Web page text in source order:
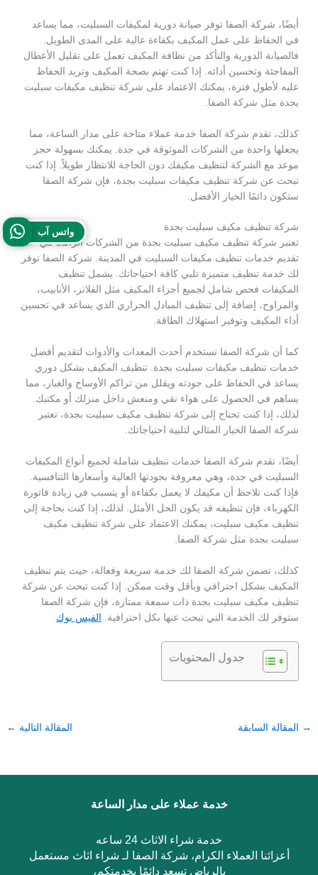
أيضًا، شركة الصفا توفر صيانة دورية لمكيفات السبليت، مما يساعد
في الحفاظ على عمل المكيف بكفاءة عالية على المدى الطويل.
فالصيانة الدورية والتأكد من نظافة المكيف تعمل على تقليل الأعطال
المفاجئة وتحسين أدائه. إذا كنت تهتم بصحة المكيف وتريد الحفاظ
عليه لأطول فترة، يمكنك الاعتماد على شركة تنظيف مكيفات سبليت
بجدة مثل شركة الصفا.
كذلك، تقدم شركة الصفا خدمة عملاء متاحة على مدار الساعة، مما
يجعلها واحدة من الشركات الموثوقة في جدة. يمكنك بسهولة حجز
موعد مع الشركة لتنظيف مكيفك دون الحاجة للانتظار طويلاً. إذا كنت
تبحث عن شركة تنظيف مكيفات سبليت بجدة، فإن شركة الصفا
ستكون دائمًا الخيار الأفضل.
شركة تنظيف مكيف سبليت بجدة
تعتبر شركة تنظيف مكيف سبليت بجدة من الشركات الرائدة في
تقديم خدمات تنظيف مكيفات السبليت في المدينة. شركة الصفا توفر
لك خدمة تنظيف متميزة تلبي كافة احتياجاتك. يشمل تنظيف
المكيفات فحص شامل لجميع أجزاء المكيف مثل الفلاتر، الأنابيب،
والمراوح، إضافة إلى تنظيف المبادل الحراري الذي يساعد في تحسين
أداء المكيف وتوفير استهلاك الطاقة.
كما أن شركة الصفا تستخدم أحدث المعدات والأدوات لتقديم أفضل
خدمات تنظيف مكيفات سبليت بجدة. تنظيف المكيف بشكل دوري
يساعد في الحفاظ على جودته ويقلل من تراكم الأوساخ والغبار، مما
يساهم في الحصول على هواء نقي ومنعش داخل منزلك أو مكتبك.
لذلك، إذا كنت تحتاج إلى شركة تنظيف مكيف سبليت بجدة، تعتبر
شركة الصفا الخيار المثالي لتلبية احتياجاتك.
أيضًا، تقدم شركة الصفا خدمات تنظيف شاملة لجميع أنواع المكيفات
السبليت في جدة، وهي معروفة بجودتها العالية وأسعارها التنافسية.
فإذا كنت تلاحظ أن مكيفك لا يعمل بكفاءة أو يتسبب في زيادة فاتورة
الكهرباء، فإن تنظيفه قد يكون الحل الأمثل. لذلك، إذا كنت بحاجة إلى
تنظيف مكيف سبليت، يمكنك الاعتماد على شركة تنظيف مكيف
سبليت بجدة مثل شركة الصفا.
كذلك، تضمن شركة الصفا لك خدمة سريعة وفعالة، حيث يتم تنظيف
المكيف بشكل احترافي وبأقل وقت ممكن. إذا كنت تبحث عن شركة
تنظيف مكيف سبليت بجدة ذات سمعة ممتازة، فإن شركة الصفا
ستوفر لك الخدمة التي تبحث عنها بكل احترافية.
الفيس بوك
جدول المحتويات
→ المقالة السابقة المقالة التالية ←
خدمة عملاء على مدار الساعة
خدمة شراء الاثاث 24 ساعه
أعزائنا العملاء الكرام، شركة الصفا لـ شراء اثاث مستعمل
بالرياض تسعد دائمًا بخدمتكم،
واتس آب